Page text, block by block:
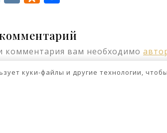
комментария вам необходимо
куки-файлы и другие технологии,